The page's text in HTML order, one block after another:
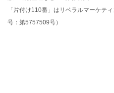
「片付け110番」はリベラルマーケテ
号：第5757509号）